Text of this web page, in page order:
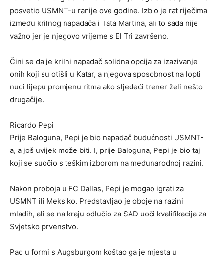
posvetio USMNT-u ranije ove godine. Izbio je rat riječima
između krilnog napadača i Tata Martina, ali to sada nije
važno jer je njegovo vrijeme s El Tri završeno.
Čini se da je krilni napadač solidna opcija za izazivanje
onih koji su otišli u Katar, a njegova sposobnost na lopti
nudi lijepu promjenu ritma ako sljedeći trener želi nešto
drugačije.
Ricardo Pepi
Prije Baloguna, Pepi je bio napadač budućnosti USMNT-
a, a još uvijek može biti. I, prije Baloguna, Pepi je bio taj
koji se suočio s teškim izborom na međunarodnoj razini.
Nakon proboja u FC Dallas, Pepi je mogao igrati za
USMNT ili Meksiko. Predstavljao je oboje na razini
mladih, ali se na kraju odlučio za SAD uoči kvalifikacija za
Svjetsko prvenstvo.
Pad u formi s Augsburgom koštao ga je mjesta u